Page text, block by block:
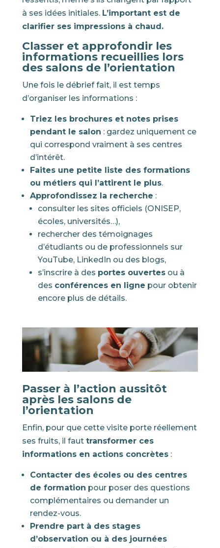
à ses idées initiales. L’important est de
clarifier ses impressions à chaud.
Classer et approfondir les
informations recueillies lors
des salons de l’orientation
Une fois le débrief fait, il est temps
d’organiser les informations :
Triez les brochures et notes prises
pendant le salon : gardez uniquement ce
qui correspond vraiment à ses centres
d’intérêt.
Faites une petite liste des formations
ou métiers qui l’attirent le plus.
Approfondissez la recherche :
consulter les sites officiels (ONISEP,
écoles, universités…),
rechercher des témoignages
d’étudiants ou de professionnels sur
YouTube, LinkedIn ou des blogs,
s’inscrire à des portes ouvertesou à
des conférences en ligne pour obtenir
encore plus de détails.
Passer à l’action aussitôt
après les salons de
l’orientation
Enfin, pour que cette visite porte réellement
ses fruits, il faut transformer ces
informations en actions concrètes:
Contacter des écoles ou des centres
de formation pour poser des questions
complémentaires ou demander un
rendez-vous.
Prendre part à des stages
d’observation ou à des journées